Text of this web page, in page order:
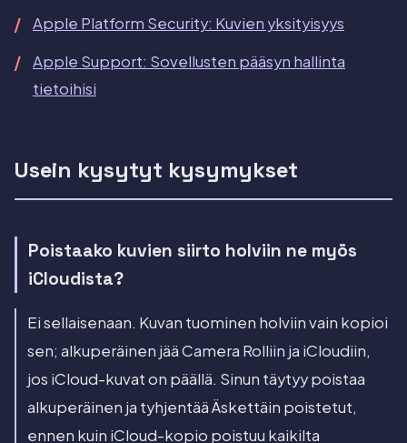
Apple Platform Security: Kuvien yksityisyys
Apple Support: Sovellusten pääsyn hallinta
tietoihisi
Usein kysytyt kysymykset
Poistaako kuvien siirto holviin ne myös
iCloudista?
Ei sellaisenaan. Kuvan tuominen holviin vain kopioi
sen; alkuperäinen jää Camera Rolliin ja iCloudiin,
jos iCloud-kuvat on päällä. Sinun täytyy poistaa
alkuperäinen ja tyhjentää Äskettäin poistetut,
ennen kuin iCloud-kopio poistuu kaikilta